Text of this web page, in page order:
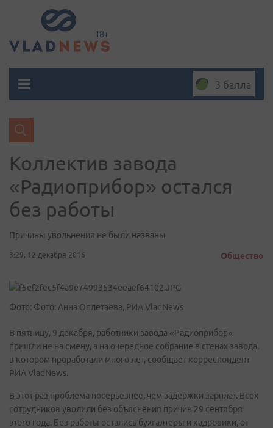
3 балла
Коллектив завода
«Радиоприбор» остался
без работы
Причины увольнения не были названы
3:29, 12 декабря 2016 Общество
Фото: Фото: Анна Оплетаева, РИА VladNews
В пятницу, 9 декабря, работники завода «Радиоприбор»
пришли не на смену, а на очередное собрание в стенах завода,
в котором проработали много лет, сообщает корреспондент
РИА VladNews.
В этот раз проблема посерьезнее, чем задержки зарплат. Всех
сотрудников уволили без объяснения причин 29 сентября
этого года. Без работы остались бухгалтеры и кадровики, от